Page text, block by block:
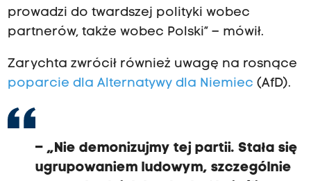
prowadzi do twardszej polityki wobec
partnerów, także wobec Polski” – mówił.
Zarychta zwrócił również uwagę na rosnące
poparcie dla Alternatywy dla Niemiec (AfD).
– „Nie demonizujmy tej partii. Stała się
ugrupowaniem ludowym, szczególnie